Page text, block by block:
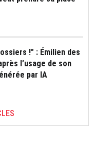
!" : Émilien des
l’usage de son
par IA